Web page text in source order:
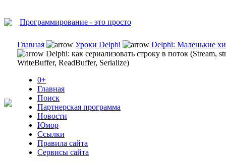
Программирование - это просто
Главная Уроки Delphi
Delphi: Маленькие
Delphi: как сериализовать строку в поток (Stream,
WriteBuffer, ReadBuffer, Serialize)
0+
Главная
Поиск
Партнерская программа
Новости
Юмор
Ссылки
Правила сайта
Сервисы сайта